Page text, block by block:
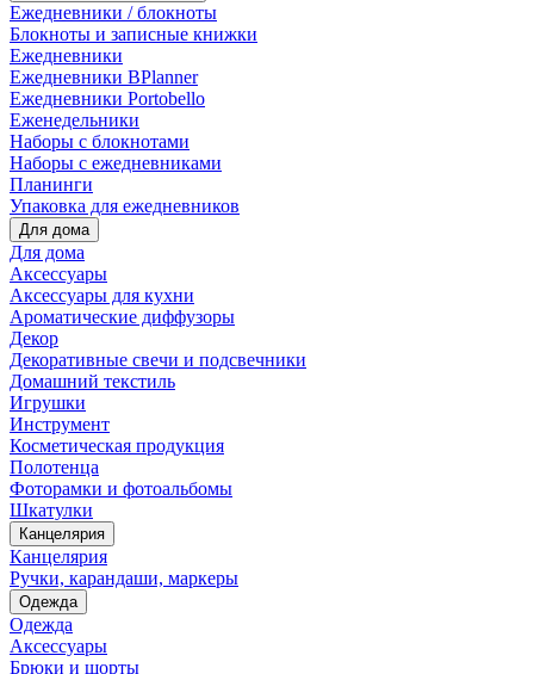
Ежедневники / блокноты
Блокноты и записные книжки
Ежедневники
Ежедневники BPlanner
Ежедневники Portobello
Еженедельники
Наборы с блокнотами
Наборы с ежедневниками
Планинги
Упаковка для ежедневников
Для дома
Для дома
Аксессуары
Аксессуары для кухни
Ароматические диффузоры
Декор
Декоративные свечи и подсвечники
Домашний текстиль
Игрушки
Инструмент
Косметическая продукция
Полотенца
Фоторамки и фотоальбомы
Шкатулки
Канцелярия
Канцелярия
Ручки, карандаши, маркеры
Одежда
Одежда
Аксессуары
Брюки и шорты